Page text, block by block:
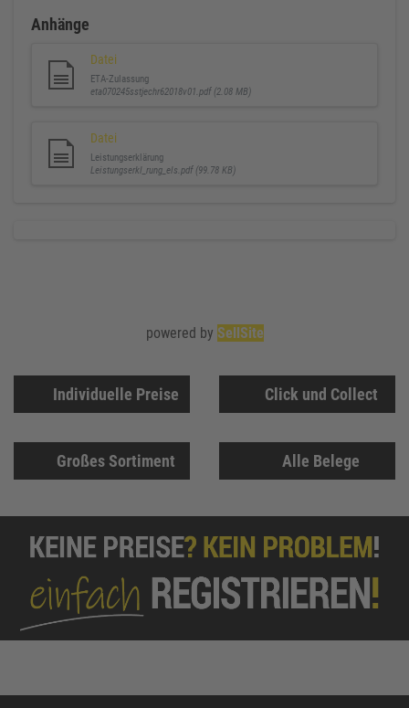
Anhänge
Datei
ETA-Zulassung
eta070245sstjechr62018v01.pdf (2.08 MB)
Datei
Leistungserklärung
Leistungserkl_rung_els.pdf (99.78 KB)
Individuelle Preise Click und Collect
Großes Sortiment Alle Belege
powered by SellSite